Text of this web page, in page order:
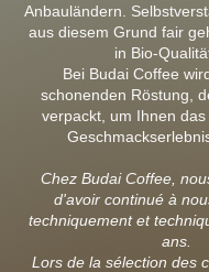
Anbauländern.
aus diesem Grund fair
in Bio-
Bei Budai Coffee
schonenden Röstung,
verpackt, um Ihnen
Chez Budai Coffee,
d'avoir continué à
techniquement et
ans.
Lors de la sélection des